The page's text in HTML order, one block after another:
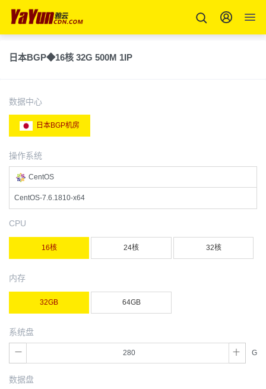
日本BGP◆16核 32G 500M 1IP
数据中心
日本BGP机房
操作系统
CentOS
CentOS-7.6.1810-x64
CPU
16核 24核 32核
内存
32GB 64GB
系统盘
G
数据盘